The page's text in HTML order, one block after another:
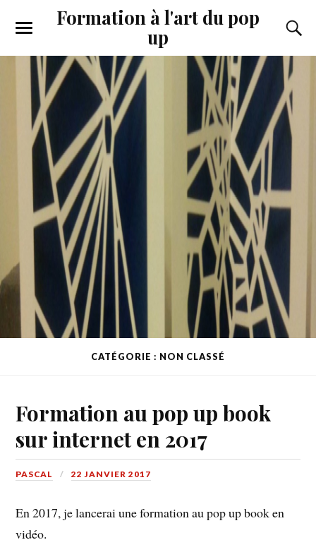
Formation à l'art du pop
up
CATÉGORIE : NON CLASSÉ
Formation au pop up book
sur internet en 2017
PASCAL 22 JANVIER 2017
En 2017, je lancerai une formation au pop up book en
vidéo.